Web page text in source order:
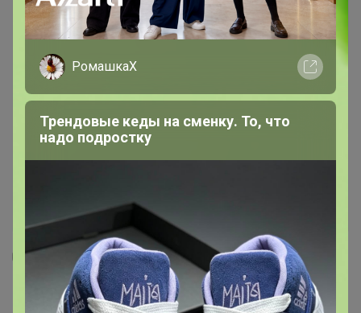
1 16
Флокс Крем-брюле смесь
РомашкаХ
Трендовые кеды на сменку. То, что
надо подростку